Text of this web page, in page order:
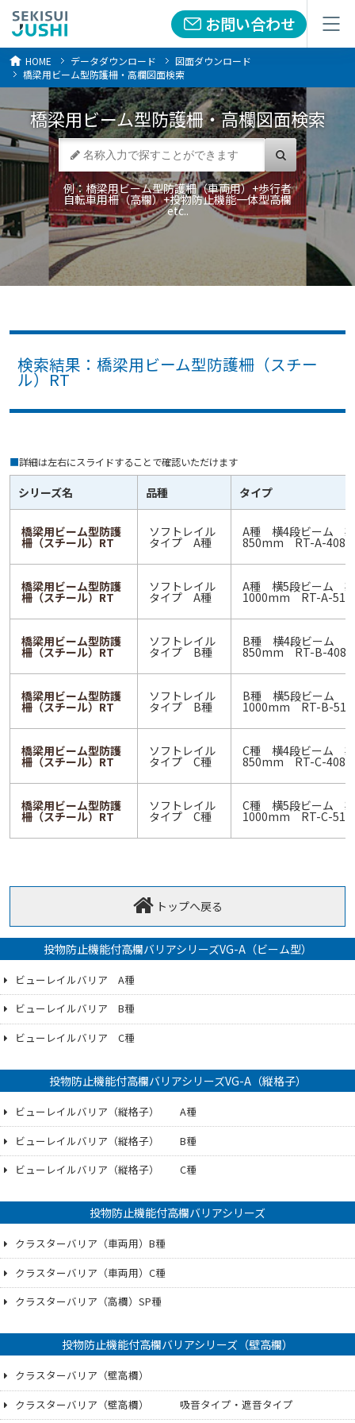
お問い合わせ
メニュー お問い合わせ
メニュー
HOME データダウンロード
図面ダウンロード
橋梁用ビーム型防護柵・高欄図面検索
橋梁用ビーム型防護柵・高欄図面検索
例：橋梁用ビーム型防護柵（車両用）+歩行者
自転車用柵（高欄）+投物防止機能一体型高欄
etc..
検索結果：橋梁用ビーム型防護柵（スチー
ル）RT
■詳細は左右にスライドすることで確認いただけます
シリーズ名 品種 タイプ
橋梁用ビーム型防護
柵（スチール）RT
ソフトレイル
タイプ A種
A種 横4段ビーム
850mm RT-A-
橋梁用ビーム型防護
柵（スチール）RT
ソフトレイル
タイプ A種
A種 横5段ビーム
1000mm RT-A-
橋梁用ビーム型防護
柵（スチール）RT
ソフトレイル
タイプ B種
B種 横4段ビーム
850mm RT-B-
橋梁用ビーム型防護
柵（スチール）RT
ソフトレイル
タイプ B種
B種 横5段ビーム
1000mm RT-B-
橋梁用ビーム型防護
柵（スチール）RT
ソフトレイル
タイプ C種
C種 横4段ビーム
850mm RT-C-
橋梁用ビーム型防護
柵（スチール）RT
ソフトレイル
タイプ C種
C種 横5段ビーム
1000mm RT-C-
トップへ戻る
投物防止機能付高欄バリアシリーズVG-A（ビーム型）
ビューレイルバリア A種
ビューレイルバリア B種
ビューレイルバリア C種
投物防止機能付高欄バリアシリーズVG-A（縦格子）
ビューレイルバリア（縦格子） A種
ビューレイルバリア（縦格子） B種
ビューレイルバリア（縦格子） C種
投物防止機能付高欄バリアシリーズ
クラスターバリア（車両用）B種
クラスターバリア（車両用）C種
クラスターバリア（高欄）SP種
投物防止機能付高欄バリアシリーズ（壁高欄）
クラスターバリア（壁高欄）
クラスターバリア（壁高欄） 吸音タイプ・遮音タイプ